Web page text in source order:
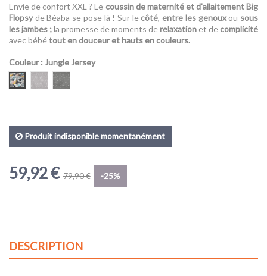
Envie de confort XXL ? Le coussin de maternité et d'allaitement Big
Flopsyde Béaba se pose là ! Sur le côté, entre les genouxou sous
les jambes ;la promesse de moments derelaxation et de complicité
avec bébé tout en douceur et hauts en couleurs.
Couleur: Jungle Jersey
Jungle Jersey
Tiny Stella
Produit indisponible momentanément
59,92 € 79,90 € -25%
DESCRIPTION